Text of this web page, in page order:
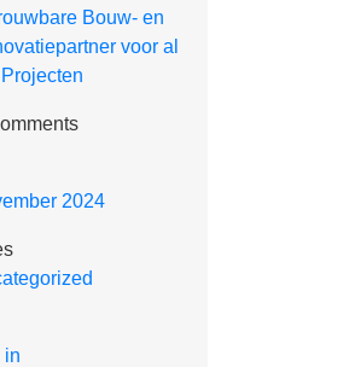
Bouw- en
voor al
2024
in